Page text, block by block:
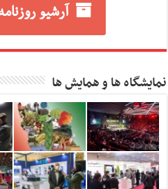
آرشیو
نمایشگاه ها و همایش ها